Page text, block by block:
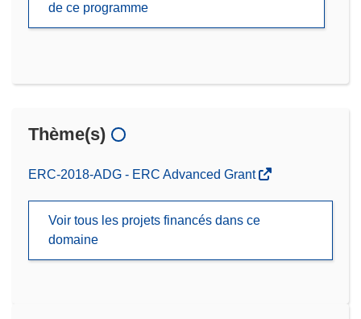
de ce programme
Thème(s)
ERC-2018-ADG - ERC Advanced Grant
Voir tous les projets financés dans ce
domaine